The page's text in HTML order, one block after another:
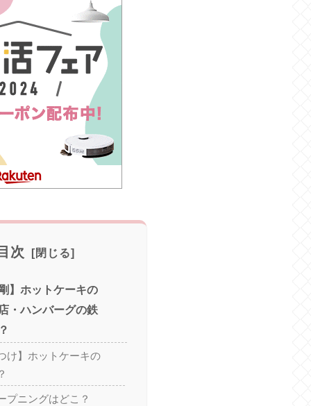
次
】ホットケーキの
・ハンバーグの鉄
け】ホットケーキの
プニングはどこ？